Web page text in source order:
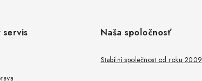
i
u
servis Naša spoločnosť
Stabilní společnost od roku 2009